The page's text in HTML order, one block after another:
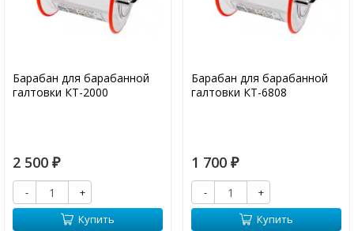
Барабан для барабанной
галтовки КТ-2000
2 500 ₽
-
+
Купить
Барабан для барабанной
галтовки КТ-6808
1 700 ₽
-
+
Купить